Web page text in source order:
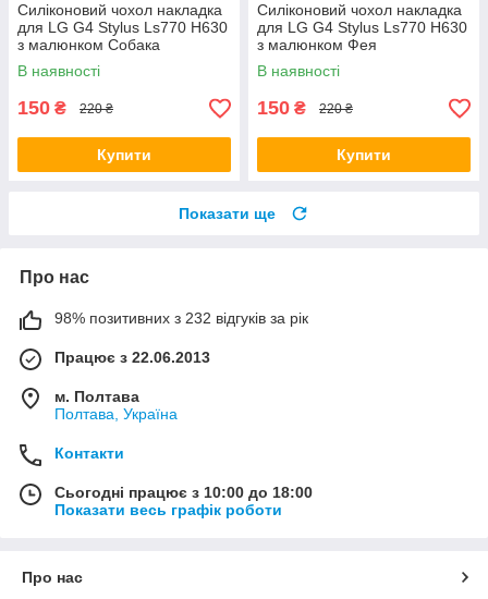
Силіконовий чохол накладка
для LG G4 Stylus Ls770 H630
з малюнком Собака
В наявності
150 ₴ 220 ₴
Купити
Силіконовий чохол накладка
для LG G4 Stylus Ls770 H630
з малюнком Фея
В наявності
150 ₴ 220 ₴
Купити
Показати ще
Про нас
98% позитивних з 232 відгуків за рік
Працює з 22.06.2013
м. Полтава
Полтава, Україна
Контакти
Сьогодні працює з 10:00 до 18:00
Показати весь графік роботи
Про нас